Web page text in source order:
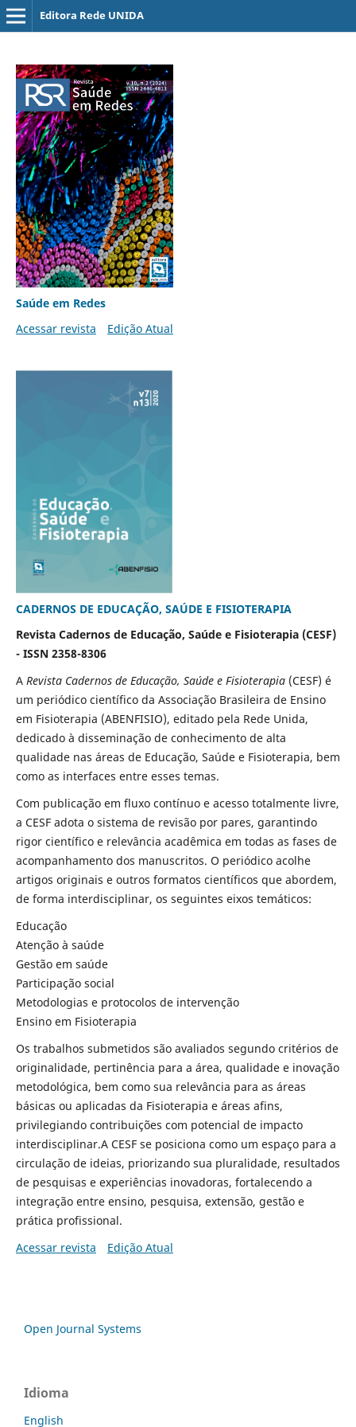
Editora Rede UNIDA
Saúde em Redes
Acessar revista
Edição Atual
CADERNOS DE EDUCAÇÃO, SAÚDE E FISIOTERAPIA
Revista Cadernos de Educação, Saúde e Fisioterapia (CESF)
- ISSN 2358-8306
A Revista Cadernos de Educação, Saúde e Fisioterapia(CESF) é
um periódico científico da Associação Brasileira de Ensino
em Fisioterapia (ABENFISIO), editado pela Rede Unida,
dedicado à disseminação de conhecimento de alta
qualidade nas áreas de Educação, Saúde e Fisioterapia, bem
como as interfaces entre esses temas.
Com publicação em fluxo contínuo e acesso totalmente livre,
a CESF adota o sistema de revisão por pares, garantindo
rigor científico e relevância acadêmica em todas as fases de
acompanhamento dos manuscritos. O periódico acolhe
artigos originais e outros formatos científicos que abordem,
de forma interdisciplinar, os seguintes eixos temáticos:
Educação
Atenção à saúde
Gestão em saúde
Participação social
Metodologias e protocolos de intervenção
Ensino em Fisioterapia
Os trabalhos submetidos são avaliados segundo critérios de
originalidade, pertinência para a área, qualidade e inovação
metodológica, bem como sua relevância para as áreas
básicas ou aplicadas da Fisioterapia e áreas afins,
privilegiando contribuições com potencial de impacto
interdisciplinar.A CESF se posiciona como um espaço para a
circulação de ideias, priorizando sua pluralidade, resultados
de pesquisas e experiências inovadoras, fortalecendo a
integração entre ensino, pesquisa, extensão, gestão e
prática profissional.
Acessar revista
Edição Atual
Open Journal Systems
Idioma
English